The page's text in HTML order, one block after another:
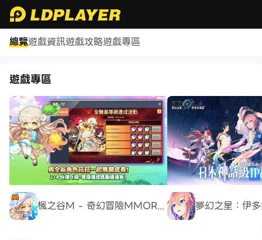
總覽遊戲資訊遊戲攻略遊戲專區
遊戲專區
楓之谷M - 奇幻冒險MMORPG 夢幻之星：伊